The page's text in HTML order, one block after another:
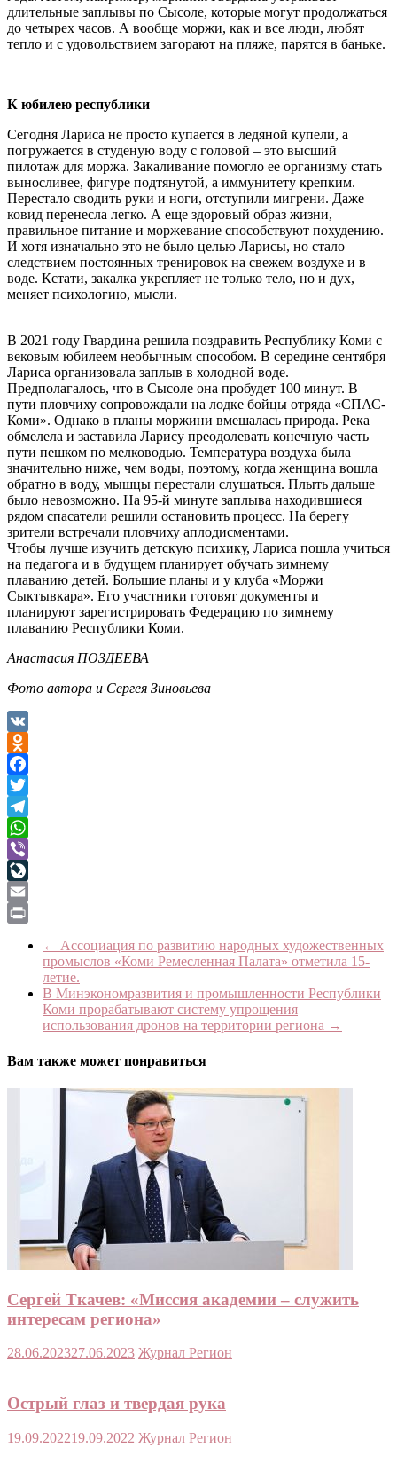
длительные заплывы по Сысоле, которые могут продолжаться
до четырех часов. А вообще моржи, как и все люди, любят
тепло и с удовольствием загорают на пляже, парятся в баньке.
К юбилею республики
Сегодня Лариса не просто купается в ледяной купели, а
погружается в студеную воду с головой – это высший
пилотаж для моржа. Закаливание помогло ее организму стать
выносливее, фигуре подтянутой, а иммунитету крепким.
Перестало сводить руки и ноги, отступили мигрени. Даже
ковид перенесла легко. А еще здоровый образ жизни,
правильное питание и моржевание способствуют похудению.
И хотя изначально это не было целью Ларисы, но стало
следствием постоянных тренировок на свежем воздухе и в
воде. Кстати, закалка укрепляет не только тело, но и дух,
меняет психологию, мысли.
В 2021 году Гвардина решила поздравить Республику Коми с
вековым юбилеем необычным способом. В середине сентября
Лариса организовала заплыв в холодной воде.
Предполагалось, что в Сысоле она пробудет 100 минут. В
пути пловчиху сопровождали на лодке бойцы отряда «СПАС-
Коми». Однако в планы моржини вмешалась природа. Река
обмелела и заставила Ларису преодолевать конечную часть
пути пешком по мелководью. Температура воздуха была
значительно ниже, чем воды, поэтому, когда женщина вошла
обратно в воду, мышцы перестали слушаться. Плыть дальше
было невозможно. На 95-й минуте заплыва находившиеся
рядом спасатели решили остановить процесс. На берегу
зрители встречали пловчиху аплодисментами.
Чтобы лучше изучить детскую психику, Лариса пошла учиться
на педагога и в будущем планирует обучать зимнему
плаванию детей. Большие планы и у клуба «Моржи
Сыктывкара». Его участники готовят документы и
планируют зарегистрировать Федерацию по зимнему
плаванию Республики Коми.
Анастасия ПОЗДЕЕВА
Фото автора и Сергея Зиновьева
VK
Odnoklassniki
Facebook
Twitter
Telegram
WhatsApp
Viber
LiveJournal
Email
← Ассоциация по развитию народных художественных
промыслов «Коми Ремесленная Палата» отметила 15-
летие.
В Минэкономразвития и промышленности Республики
Коми прорабатывают систему упрощения
использования дронов на территории региона →
Вам также может понравиться
Сергей Ткачев: «Миссия академии – служить
интересам региона»
28.06.202327.06.2023 Журнал Регион
Острый глаз и твердая рука
19.09.202219.09.2022 Журнал Регион